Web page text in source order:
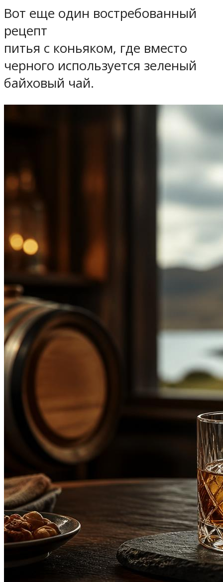
Вот еще один востребованный
рецепт
питья с коньяком, где вместо
черного используется зеленый
байховый чай.